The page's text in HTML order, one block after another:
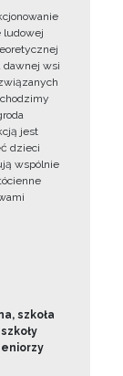
ludowej
dawnej wsi
jest
dzieci
wspólnie
szkoła